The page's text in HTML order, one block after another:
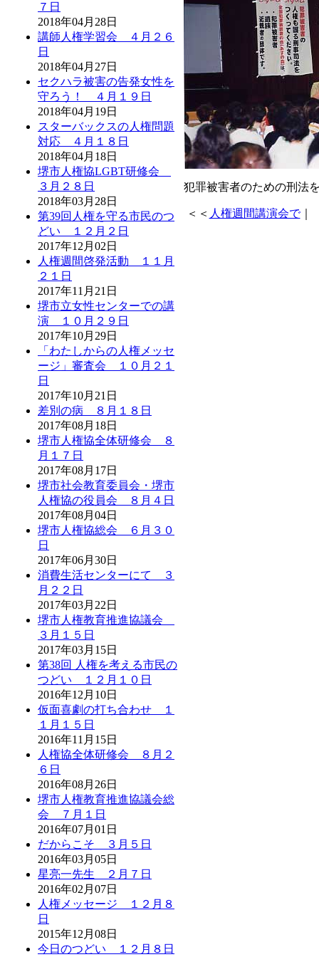
７日
2018年04月28日
講師人権学習会 ４月２６
日
2018年04月27日
セクハラ被害の告発女性を
守ろう！ ４月１９日
2018年04月19日
スターバックスの人権問題
対応 ４月１８日
2018年04月18日
堺市人権協LGBT研修会
３月２８日
2018年03月28日
第39回人権を守る市民のつ
どい １２月２日
2017年12月02日
人権週間啓発活動 １１月
２１日
2017年11月21日
堺市立女性センターでの講
演 １０月２９日
2017年10月29日
「わたしからの人権メッセ
ージ」審査会 １０月２１
日
2017年10月21日
差別の病 ８月１８日
2017年08月18日
堺市人権協全体研修会 ８
月１７日
2017年08月17日
堺市社会教育委員会・堺市
人権協の役員会 ８月４日
2017年08月04日
堺市人権協総会 ６月３０
日
2017年06月30日
消費生活センターにて ３
月２２日
2017年03月22日
堺市人権教育推進協議会
３月１５日
2017年03月15日
第38回 人権を考える市民の
つどい １２月１０日
2016年12月10日
仮面喜劇の打ち合わせ １
１月１５日
2016年11月15日
人権協全体研修会 ８月２
６日
2016年08月26日
堺市人権教育推進協議会総
会 ７月１日
2016年07月01日
だからこそ ３月５日
2016年03月05日
星亮一先生 ２月７日
2016年02月07日
人権メッセージ １２月８
日
2015年12月08日
今日のつどい １２月８日
犯罪被害者のための刑法
＜＜ 人権週間講演会で｜